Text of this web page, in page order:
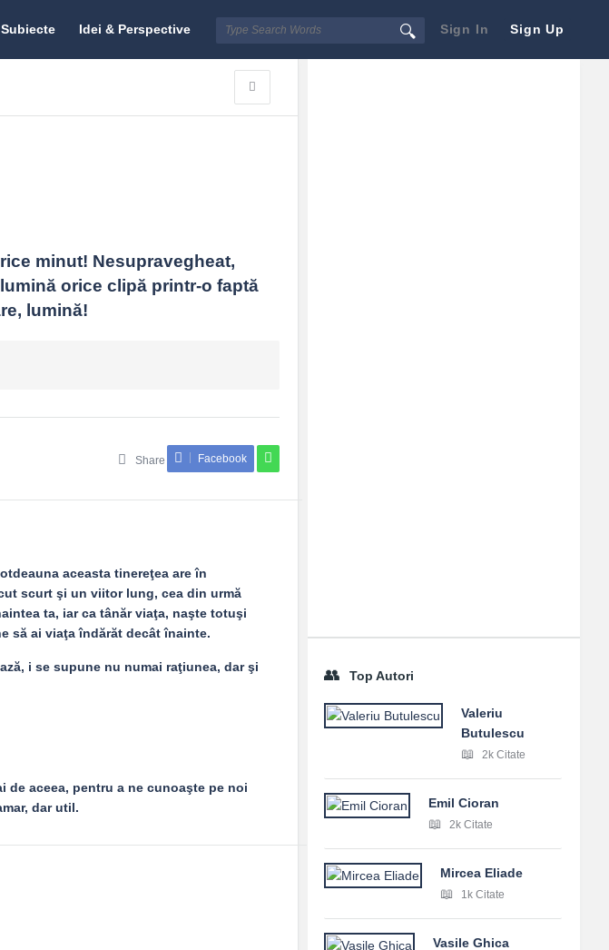
Sign In Sign Up
Subiecte Idei & Perspective
minut! Nesupravegheat,
orice clipă printr-o faptă
lumină!
Share Facebook
aceasta tinereţea are în
scurt şi un viitor lung, cea din urmă
ta, iar ca tânăr viaţa, naşte totuşi
să ai viaţa îndărăt decât înainte.
i se supune nu numai raţiunea, dar şi
de aceea, pentru a ne cunoaşte pe noi
dar util.
Top Autori
Valeriu
Butulescu
2k Citate
Emil Cioran
2k Citate
Mircea Eliade
1k Citate
Vasile Ghica